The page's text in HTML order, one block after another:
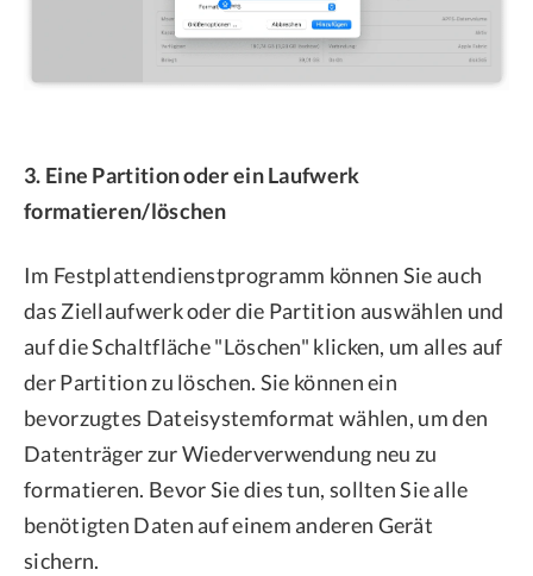
3. Eine Partition oder ein Laufwerk
formatieren/löschen
Im Festplattendienstprogramm können Sie auch
das Ziellaufwerk oder die Partition auswählen und
auf die Schaltfläche "Löschen" klicken, um alles auf
der Partition zu löschen. Sie können ein
bevorzugtes Dateisystemformat wählen, um den
Datenträger zur Wiederverwendung neu zu
formatieren. Bevor Sie dies tun, sollten Sie alle
benötigten Daten auf einem anderen Gerät
sichern.